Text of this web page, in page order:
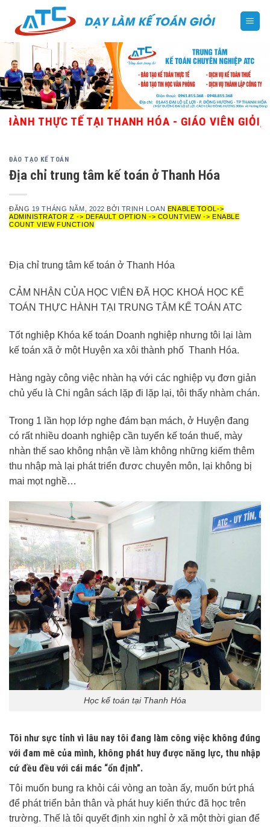
content
TẾ TẠI THANH HÓA - GIÁO VIÊN GIỎI, NHIỀU
ĐÀO TẠO KẾ TOÁN
Địa chỉ trung tâm kế toán ở Thanh Hóa
ĐĂNG 19 THÁNG NĂM, 2022 BỞI TRỊNH LOAN ENABLE TOOL->
ADMINISTRATOR Z -> DEFAULT OPTION -> COUNTVIEW -> ENABLE
COUNT VIEW FUNCTION
Địa chỉ trung tâm kế toán ở Thanh Hóa
CẢM NHẬN CỦA HỌC VIÊN ĐÃ HỌC KHOÁ HỌC KẾ
TOÁN THỰC HÀNH TẠI TRUNG TÂM KẾ TOÁN ATC
Tốt nghiệp Khóa kế toán Doanh nghiệp nhưng tôi lại làm
kế toán xã ở một Huyện xa xôi thành phố Thanh Hóa.
Hàng ngày công việc nhàn hạ với các nghiệp vụ đơn giản
chủ yếu là Chi ngân sách lặp đi lặp lại, tôi thấy nhàm chán.
Trong 1 lần họp lớp nghe đám bạn mách, ở Huyện đang
có rất nhiều doanh nghiệp cần tuyển kế toán thuế, mày
nhàn thế sao không nhận về làm không những kiếm thêm
thu nhập mà lại phát triển đươc chuyên môn, lại không bị
mai mọt nghề…
Học kế toán tại Thanh Hóa
Tôi như sực tỉnh vì lâu nay tôi đang làm công việc không đúng
với đam mê của mình, không phát huy được năng lực, thu nhập
cứ đều đều với cái mác “ổn định”.
Tôi muốn bung ra khỏi cái vòng an toàn ấy, muốn bứt phá
để phát triển bản thân và phát huy kiến thức đã học trên
trường. Thế là tôi quyết định xin nghỉ ở xã một thời gian để